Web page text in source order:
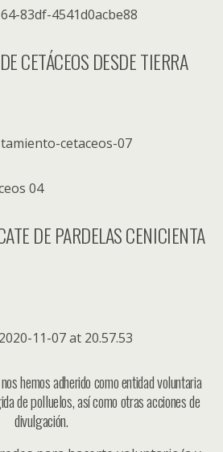
CETÁCEOS DESDE TIERRA
DE PARDELAS CENICIENTA
hemos adherido como entidad voluntaria
de polluelos, así como otras acciones de
divulgación.